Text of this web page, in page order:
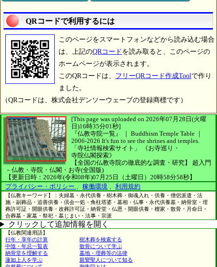
QRコードで利用するには
このページをスマートフォンなどから読み込む場合
は、上記のQRコード を読み取ると、このページの
ホームページが表示されます。
このQRコードは、 フリーQRコード作成Toolで作り
ました。
（QRコードは、株式会社デンソーウェーブの登録商標です）
[This page was uploaded on 2026年07月28日(火曜
日)16時35分01秒]
『仏教寺院一覧』 ｜ Buddhism Temple Table ｜
2006-2026 It's fun to see the shrines and temples.
「寺社情報検索サイト」
《お寺巡り・
寺院仏閣探索》
【全国の仏教寺院の徹底的な調査・研究】
超入門
－仏教・寺院・仏閣・お寺(全国版)
【更新日時：2026年(令和08年)07月25日（土曜日）20時58分58秒】
プライバシー・ポリシー 、 稼働環境 、 利用規約
【仏教キーワード】：夫婦墓・永代供養・樹木葬・御魂入れ・供養・僧侶派遣・法
施・副葬品・追善供養・倶会一処・角柱塔婆・墓相・仏事・永代供養墓・納骨室・埋
葬許可証・開眼供養・改葬許可証・納骨堂・仏恩・開眼供養・檀家・散骨・月命日・
合葬墓・家墓・祭祀・墓じまい・法事・宗派
クリックして追加情報を開く
【仏教関連用語】
行年・享年の計算
樹木葬を検索する
中陰・年忌一覧表
散骨について学ぶ
納骨堂を理解する
墓地・埋葬等の法律
蓮如上人を学ぶ
親鸞聖人について知る